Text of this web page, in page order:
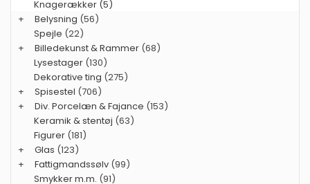
Knagerækker (5)
+
Belysning (56)
Spejle (22)
+
Billedekunst & Rammer (68)
Lysestager (130)
Dekorative ting (275)
+
Spisestel (706)
+
Div. Porcelæn & Fajance (153)
Keramik & stentøj (63)
Figurer (181)
+
Glas (123)
+
Fattigmandssølv (99)
Smykker m.m. (91)